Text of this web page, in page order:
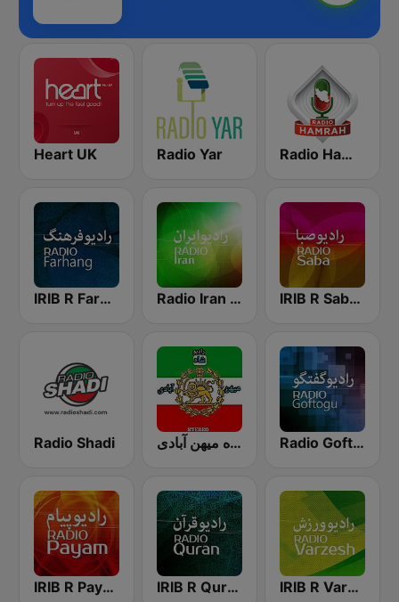
Heart UK Radio Yar Radio Hamrah
IRIB R Farhang رادیو فرهنگ Radio Iran رادیو ایران IRIB R Saba رادیو صبا
Radio Shadi رادیو شاه میهن آبادی Radio Goftogoo رادیو گفت و گو
IRIB R Payam رادیو پیام IRIB R Quran رادیو قرآن IRIB R Varzesh رادیو ورزش